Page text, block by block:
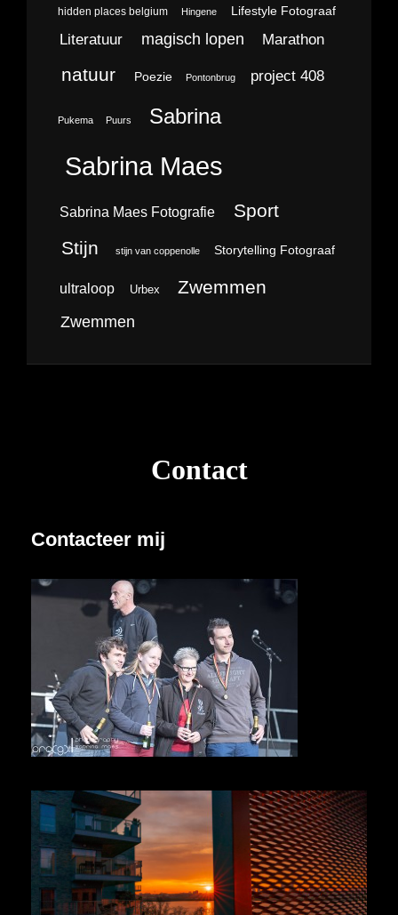
hidden places belgium Hingene Lifestyle Fotograaf
Literatuur magisch lopen Marathon
natuur Poezie Pontonbrug project 408
Pukema Puurs Sabrina
Sabrina Maes
Sabrina Maes Fotografie Sport
Stijn stijn van coppenolle Storytelling Fotograaf
ultraloop Urbex Zwemmen
Zwemmen
Contact
Contacteer mij